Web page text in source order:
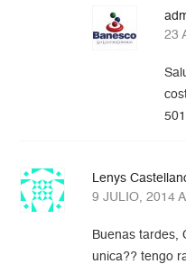
23
Lenys
9 JULIO, 2014
Buenas tardes,
unica?? tengo